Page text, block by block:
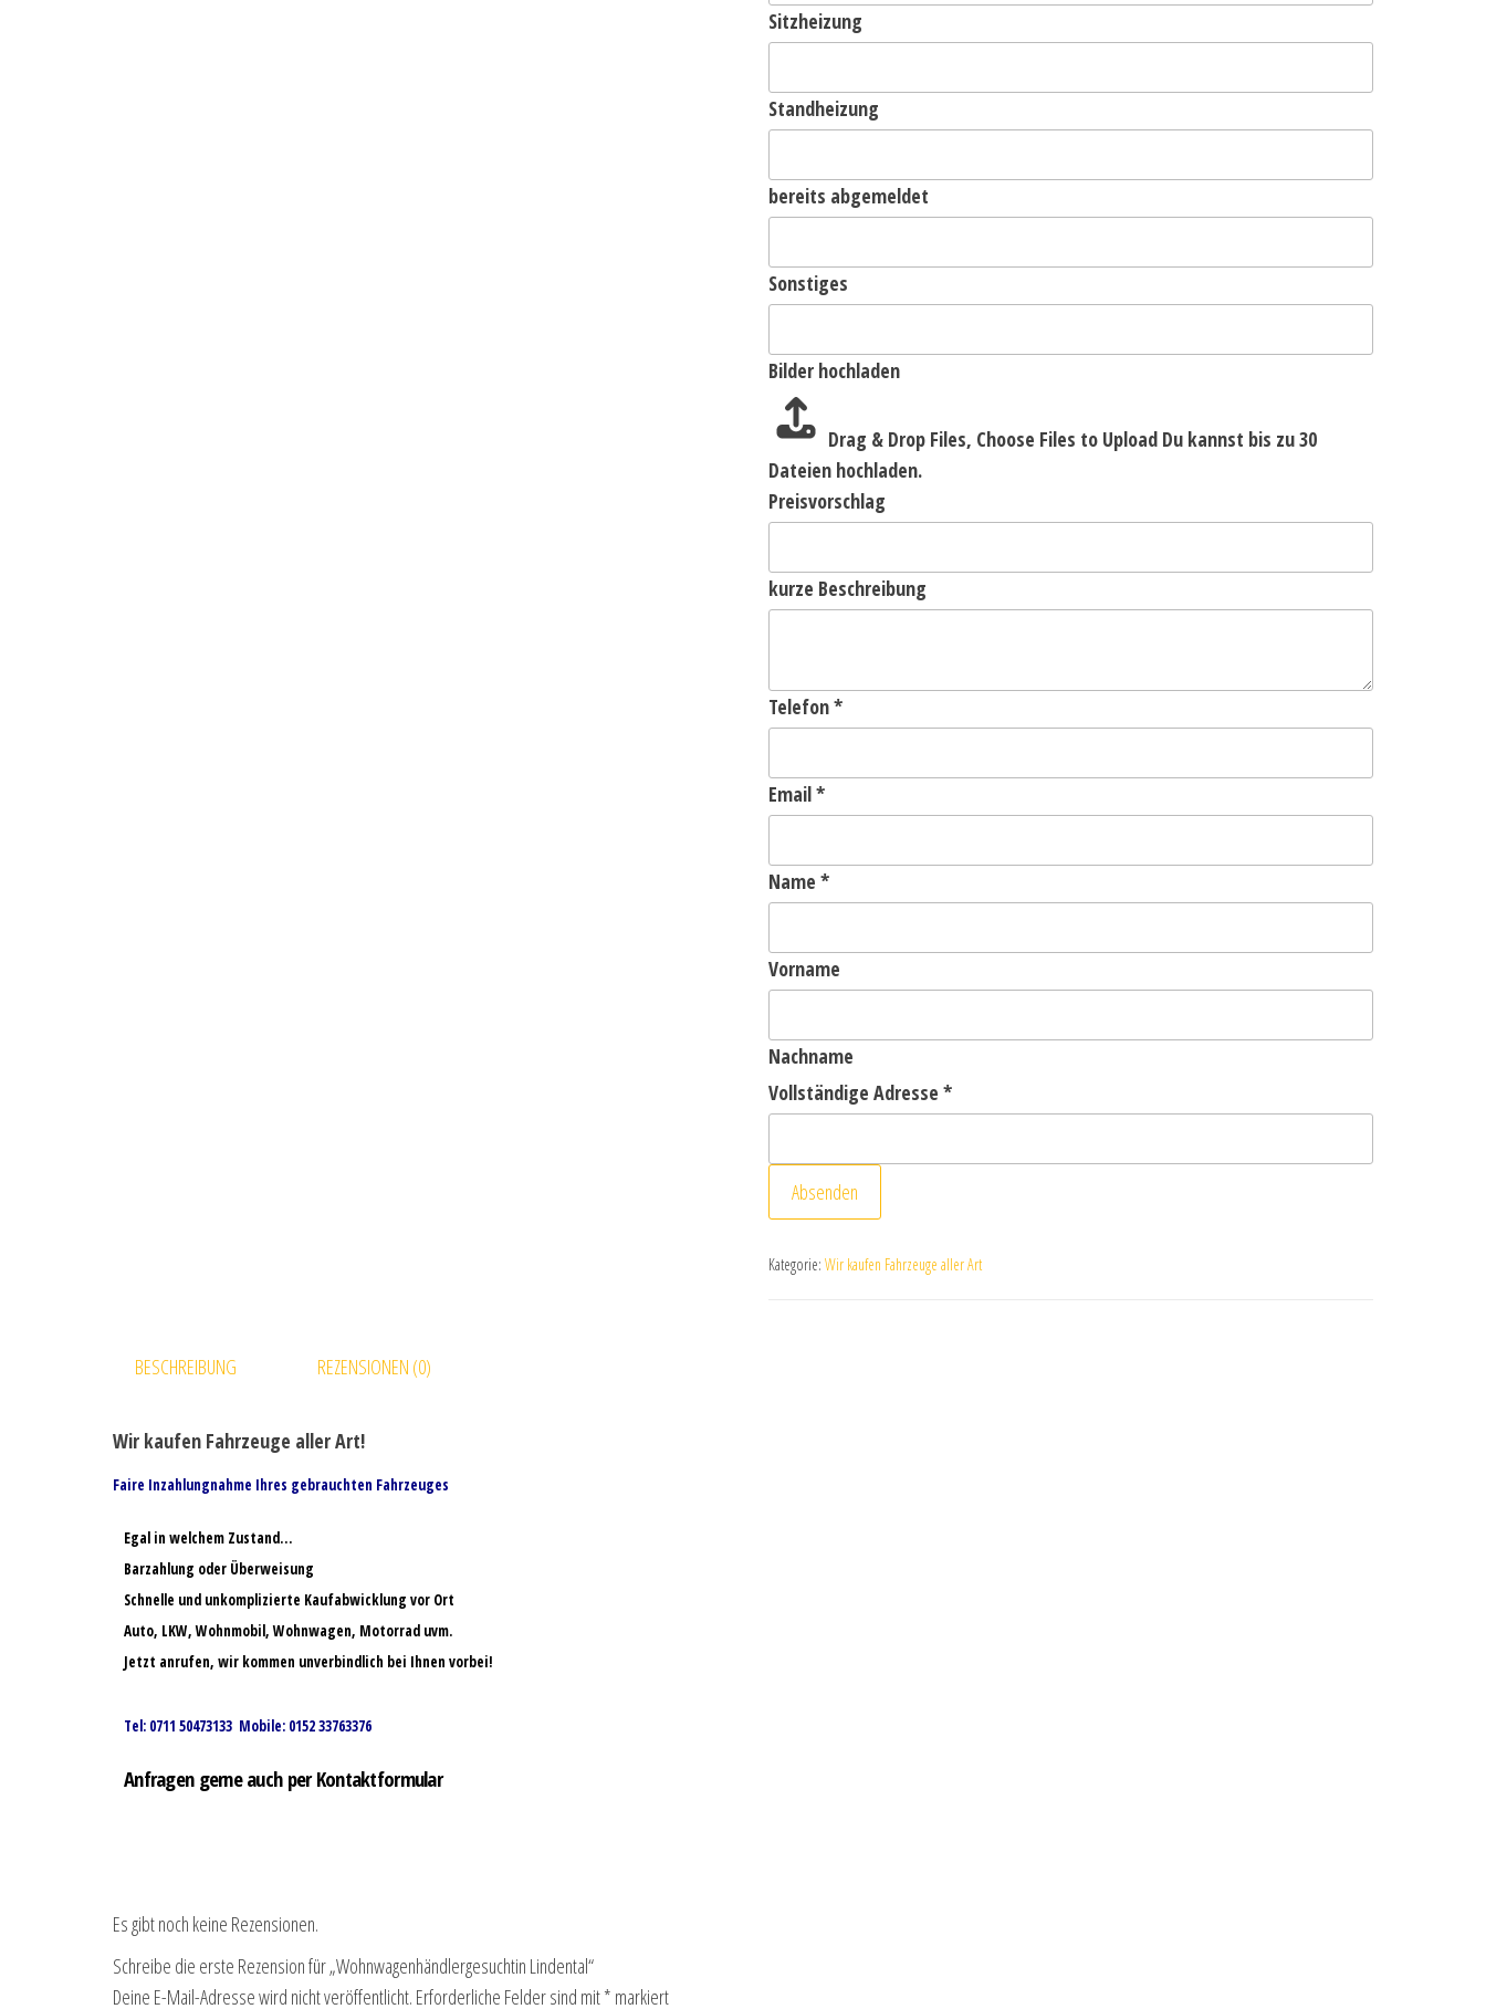
Sitzheizung
Standheizung
bereits abgemeldet
Sonstiges
Bilder hochladen
Drag & Drop Files, Choose Files to Upload Du kannst bis zu 30
Dateien hochladen.
Preisvorschlag
kurze Beschreibung
Telefon*
Email*
Name *
Vorname
Nachname
Vollständige Adresse *
Absenden
Kategorie: Wir kaufen Fahrzeuge aller Art
BESCHREIBUNG REZENSIONEN (0)
Wir kaufen Fahrzeuge aller Art!
Faire Inzahlungnahme Ihres gebrauchten Fahrzeuges
Egal in welchem Zustand…
Barzahlung oder Überweisung
Schnelle und unkomplizierte Kaufabwicklung vor Ort
Auto, LKW, Wohnmobil, Wohnwagen, Motorrad uvm.
Jetzt anrufen, wir kommen unverbindlich bei Ihnen vorbei!
Tel: 0711 50473133 Mobile: 0152 33763376
Anfragen gerne auch per Kontaktformular
Es gibt noch keine Rezensionen.
Schreibe die erste Rezension für „Wohnwagenhändlergesuchtin Lindental“
Deine E-Mail-Adresse wird nicht veröffentlicht. Erforderliche Felder sind mit* markiert